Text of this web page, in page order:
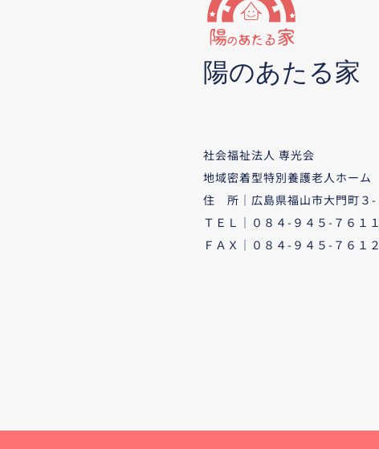
陽のあたる家
社会福祉法人 専光会
地域密着型特別養護老人ホーム
住 所｜広島県福山市大門町３-
ＴＥＬ｜０８４-９４５-７６１１
ＦＡＸ｜０８４-９４５-７６１２